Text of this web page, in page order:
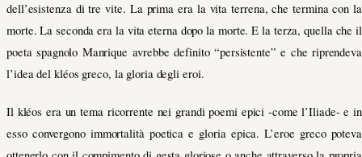
dell’esistenza di tre vite. La prima era la vita terrena, che termina con la
morte. La seconda era la vita eterna dopo la morte. E la terza, quella che il
poeta spagnolo Manrique avrebbe definito “persistente” e che riprendeva
l’idea del kléos greco, la gloria degli eroi.
Il kléos era un tema ricorrente nei grandi poemi epici -come l’Iliade- e in
esso convergono immortalità poetica e gloria epica. L’eroe greco poteva